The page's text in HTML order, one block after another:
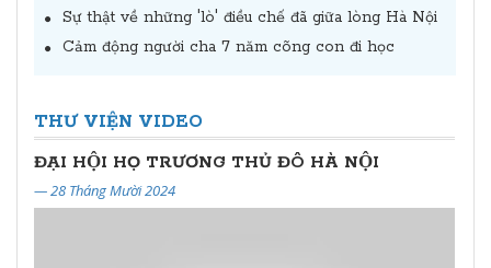
Sự thật về những 'lò' điều chế đã giữa lòng Hà Nội
Cảm động người cha 7 năm cõng con đi học
THƯ VIỆN VIDEO
ĐẠI HỘI HỌ TRƯƠNG THỦ ĐÔ HÀ NỘI
— 28 Tháng Mười 2024
— 24 Tháng Năm 2024